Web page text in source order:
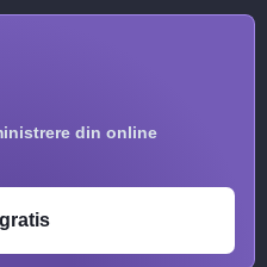
din online